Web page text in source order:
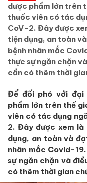
dược phẩm lớn trên
thuốc viên có tác
CoV-2. Đây được
tiện dụng, an toàn
bệnh nhân mắc
thực sự ngăn chặn
cần có thêm thời
Để đối phó với đại
phẩm lớn trên thế
viên có tác dụng
2. Đây được xem là
dụng, an toàn và
nhân mắc Covid-
sự ngăn chặn và
có thêm thời gian